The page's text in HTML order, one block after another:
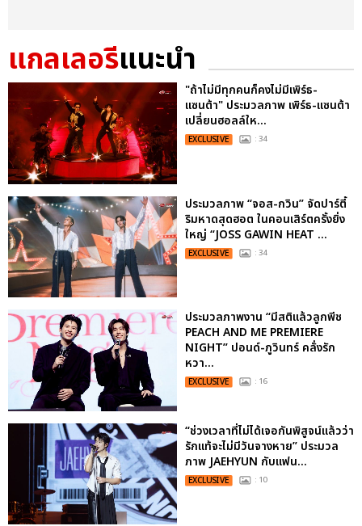
แกลเลอรีแนะนำ
"ถ้าไม่มีทุกคนก็คงไม่มีเพิร์ธ-
แซนต้า" ประมวลภาพ เพิร์ธ-แซนต้า
เปลี่ยนฮอลล์ให...
EXCLUSIVE : 34
ประมวลภาพ “จอส-กวิน” จัดปาร์ตี้
ริมหาดสุดฮอต ในคอนเสิร์ตครั้งยิ่ง
ใหญ่ “JOSS GAWIN HEAT ...
EXCLUSIVE : 34
ประมวลภาพงาน “มีสติแล้วลูกพีช
PEACH AND ME PREMIERE
NIGHT” ปอนด์-ภูวินทร์ คลั่งรัก
หวา...
EXCLUSIVE : 16
“ช่วงเวลาที่ไม่ได้เจอกันพิสูจน์แล้วว่า
รักแท้จะไม่มีวันจางหาย” ประมวล
ภาพ JAEHYUN กับแฟน...
EXCLUSIVE : 10